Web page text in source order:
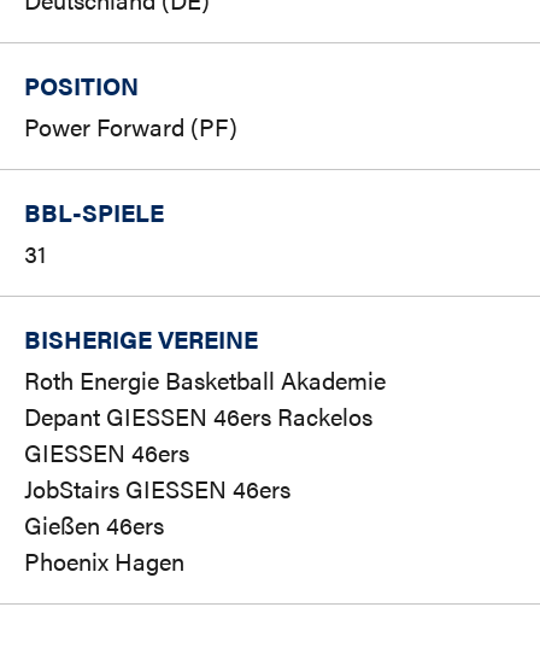
POSITION
Power Forward (PF)
BBL-SPIELE
31
BISHERIGE VEREINE
Roth Energie Basketball Akademie
Depant GIESSEN 46ers Rackelos
GIESSEN 46ers
JobStairs GIESSEN 46ers
Gießen 46ers
Phoenix Hagen